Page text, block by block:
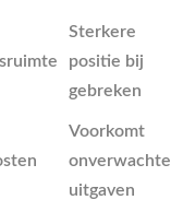
Sterkere
positie bij
gebreken
Voorkomt
onverwachte
uitgaven